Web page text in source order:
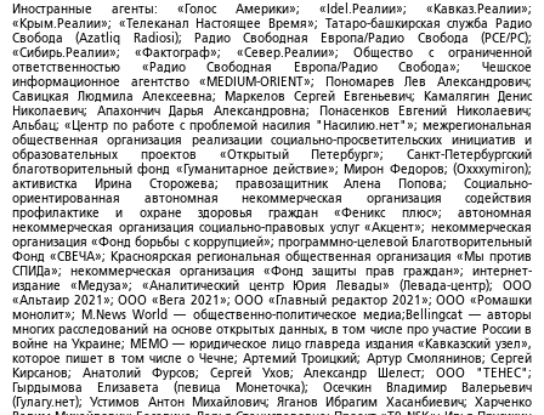
Иностранные агенты: «Голос Америки»; «Idel.Реалии»; «Кавказ.Реалии»;
«Крым.Реалии»; «Телеканал Настоящее Время»; Татаро-башкирская служба Радио
Свобода (Azatliq Radiosi); Радио Свободная Европа/Радио Свобода (PCE/PC);
«Сибирь.Реалии»; «Фактограф»; «Север.Реалии»; Общество с ограниченной
ответственностью «Радио Свободная Европа/Радио Свобода»; Чешское
информационное агентство «MEDIUM-ORIENT»; Пономарев Лев Александрович;
Савицкая Людмила Алексеевна; Маркелов Сергей Евгеньевич; Камалягин Денис
Николаевич; Апахончич Дарья Александровна; Понасенков Евгений Николаевич;
Альбац; «Центр по работе с проблемой насилия "Насилию.нет"»; межрегиональная
общественная организация реализации социально-просветительских инициатив и
образовательных проектов «Открытый Петербург»; Санкт-Петербургский
благотворительный фонд «Гуманитарное действие»; Мирон Федоров; (Oxxxymiron);
активистка Ирина Сторожева; правозащитник Алена Попова; Социально-
ориентированная автономная некоммерческая организация содействия
профилактике и охране здоровья граждан «Феникс плюс»; автономная
некоммерческая организация социально-правовых услуг «Акцент»; некоммерческая
организация «Фонд борьбы с коррупцией»; программно-целевой Благотворительный
Фонд «СВЕЧА»; Красноярская региональная общественная организация «Мы против
СПИДа»; некоммерческая организация «Фонд защиты прав граждан»; интернет-
издание «Медуза»; «Аналитический центр Юрия Левады» (Левада-центр); ООО
«Альтаир 2021»; ООО «Вега 2021»; ООО «Главный редактор 2021»; ООО «Ромашки
монолит»; M.News World — общественно-политическое медиа;Bellingcat — авторы
многих расследований на основе открытых данных, в том числе про участие России в
войне на Украине; МЕМО — юридическое лицо главреда издания «Кавказский узел»,
которое пишет в том числе о Чечне; Артемий Троицкий; Артур Смолянинов; Сергей
Кирсанов; Анатолий Фурсов; Сергей Ухов; Александр Шелест; ООО "ТЕНЕС";
Гырдымова Елизавета (певица Монеточка); Осечкин Владимир Валерьевич
(Гулагу.нет); Устимов Антон Михайлович; Яганов Ибрагим Хасанбиевич; Харченко